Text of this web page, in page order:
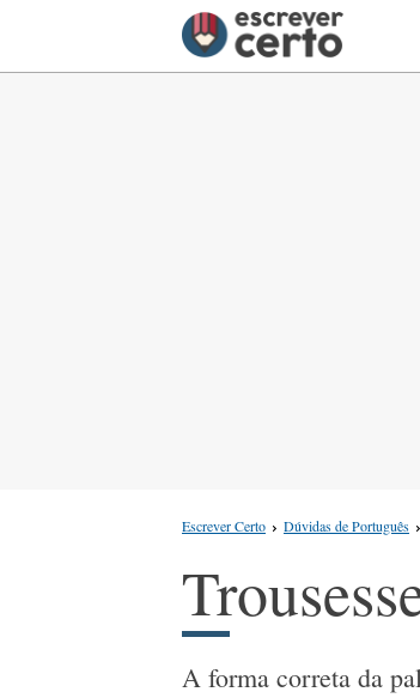
Escrever Certo Dúvidas de Português
A forma correta da